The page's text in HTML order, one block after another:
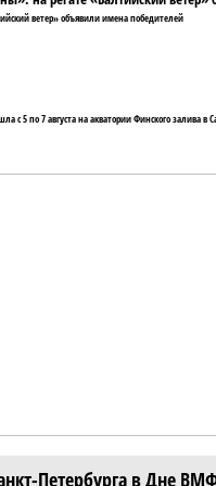
ветер» объявили имена победителей
с 5 по 7 августа на акватории Финского залива в
Петербурга в Дне